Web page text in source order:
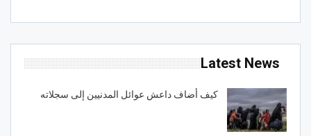
Latest News
كيف أضاف داعش عوائل المدنيين إلى سجلاته